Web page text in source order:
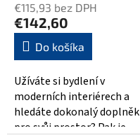
€115,93 bez DPH
€142,60
Do košíka
Užíváte si bydlení v
moderních interiérech a
hledáte dokonalý doplněk
pro svůj prostor? Pak je